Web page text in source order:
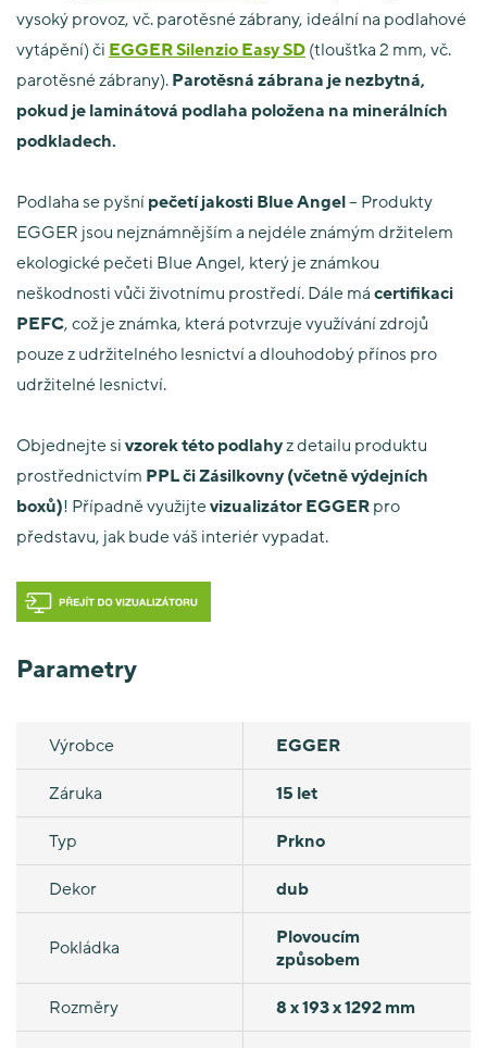
vysoký provoz, vč. parotěsné zábrany, ideální na podlahové
vytápění) či EGGER Silenzio Easy SD (tloušťka 2 mm, vč.
parotěsné zábrany). Parotěsná zábrana je nezbytná,
pokud je laminátová podlaha položena na minerálních
podkladech.
Podlaha se pyšní pečetí jakosti Blue Angel– Produkty
EGGER jsou nejznámnějším a nejdéle známým držitelem
ekologické pečeti Blue Angel, který je známkou
neškodnosti vůči životnímu prostředí. Dále má certifikaci
PEFC, což je známka, která potvrzuje využívání zdrojů
pouze z udržitelného lesnictví a dlouhodobý přínos pro
udržitelné lesnictví.
Objednejte si vzorek této podlahyz detailu produktu
prostřednictvím PPL či Zásilkovny (včetně výdejních
boxů)! Případně využijtevizualizátor EGGER pro
představu, jak bude váš interiér vypadat.
Parametry
Výrobce EGGER
Záruka 15 let
Typ Prkno
Dekor dub
Pokládka
Plovoucím
způsobem
Rozměry 8 x 193 x 1292 mm